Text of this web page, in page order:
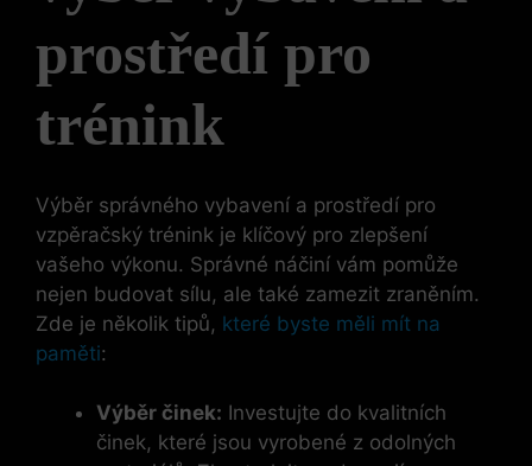
prostředí ‍pro
trénink
Výběr správného vybavení a prostředí pro
vzpěračský trénink je klíčový ⁢pro zlepšení⁢
vašeho výkonu. Správné‌ náčiní vám pomůže
⁣nejen⁢ budovat sílu, ale také zamezit zraněním.
Zde je několik tipů, které byste měli mít ⁤na
paměti:
Výběr ⁢činek: Investujte​ do ‍kvalitních
činek, které​ jsou vyrobené‌ z odolných⁤